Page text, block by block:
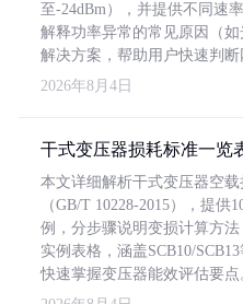
至-24dBm），并提供不同速
解释功率异常的常见原因（
解决方案，帮助用户快速判断
2026年8月4日
干式变压器损耗标准一览
本文详细解析干式变压器空
（GB/T 10228-2015），提供
例，分步骤说明变损计算方
实例表格，涵盖SCB10/
快速掌握变压器能效评估要点